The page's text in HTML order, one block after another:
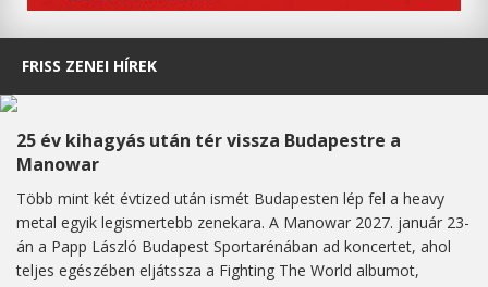
FRISS ZENEI HÍREK
25 év kihagyás után tér vissza Budapestre a
Manowar
Több mint két évtized után ismét Budapesten lép fel a heavy
metal egyik legismertebb zenekara. A Manowar 2027. január 23-
án a Papp László Budapest Sportarénában ad koncertet, ahol
teljes egészében eljátssza a Fighting The World albumot,